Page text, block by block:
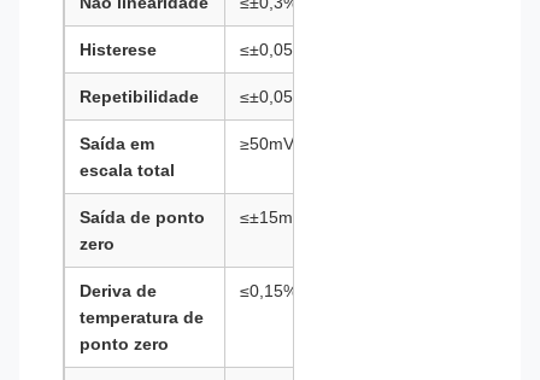
Histerese ≤±0,05%F.S.
Repetibilidade ≤±0,05%F.S.
Saída em
escala total
≥50mV
Saída de ponto
zero
≤±15mV
Deriva de
temperatura de
ponto zero
≤0,15%F.S./℃